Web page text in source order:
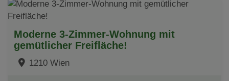
Moderne 3-Zimmer-Wohnung mit
gemütlicher Freifläche!
1210 Wien